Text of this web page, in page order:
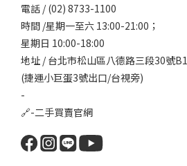
電話 / (02) 8733-1100
時間 /星期一至六 13:00-21:00；
星期日 10:00-18:00
地址 / 台北市松山區八德路三段30號B1
(捷運小巨蛋3號出口/台視旁)
-
🔗-二手買賣官網